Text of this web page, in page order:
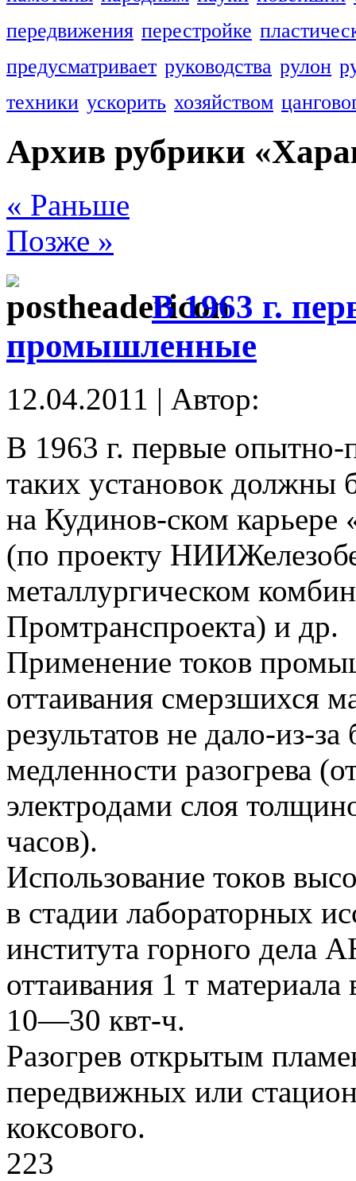
передвижения перестройке
предусматривает руководства рулон
техники ускорить хозяйством
Архив рубрики
« Раньше
Позже »
В 1963 г.
промышленные
12.04.2011 | Автор:
В 1963 г. первые
таких установок должны
на Кудинов-ском
(по проекту
металлургическом
Промтранспроекта) и др.
Применение токов
оттаивания смерзшихся
результатов не дало-из-
медленности разогрева
электродами слоя
часов).
Использование токов
в стадии лабораторных
института горного дела
оттаивания 1 т
10—30 квт-ч.
Разогрев открытым
передвижных или
коксового.
223